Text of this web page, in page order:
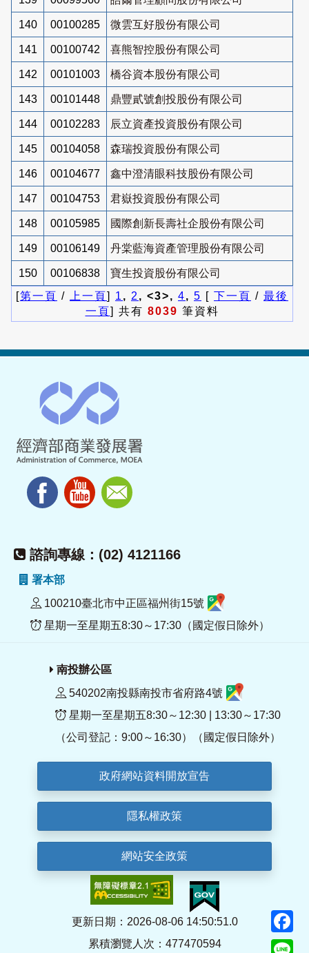
140 00100285 微雲互好股份有限公司
141 00100742 喜熊智控股份有限公司
142 00101003 橋谷資本股份有限公司
143 00101448 鼎豐貳號創投股份有限公司
144 00102283 辰立資產投資股份有限公司
145 00104058 森瑞投資股份有限公司
146 00104677 鑫中澄清眼科技股份有限公司
147 00104753 君嶽投資股份有限公司
148 00105985 國際創新長壽社企股份有限公司
149 00106149 丹棠藍海資產管理股份有限公司
150 00106838
寶生投資股份有限公司
[第一頁 / 上一頁] 1 , 2 , <3>, 4, 5 [ 下一頁 / 最後
一頁] 共有 8039 筆資料
諮詢專線：(02) 4121166
署本部
100210臺北市中正區福州街15號
星期一至星期五8:30～17:30（國定假日除外）
南投辦公區
540202南投縣南投市省府路4號
星期一至星期五8:30～12:30 | 13:30～17:30
（公司登記：9:00～16:30）（國定假日除外）
政府網站資料開放宣告
隱私權政策
網站安全政策
更新日期：2026-08-06 14:50:51.0
累積瀏覽人次：477470594